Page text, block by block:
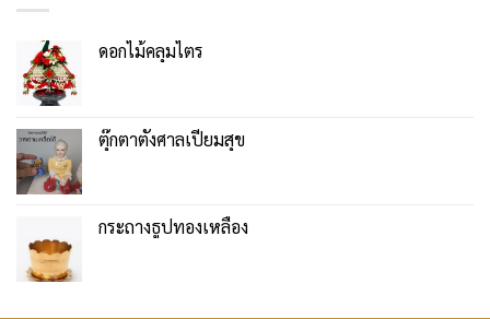
ดอกไม้คลุมไตร
ตุ๊กตาตั้งศาลเปี่ยมสุข
กระถางธูปทองเหลือง